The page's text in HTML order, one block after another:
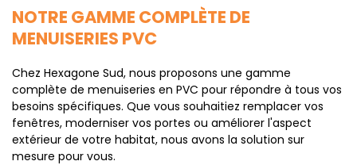
NOTRE GAMME COMPLÈTE DE
MENUISERIES PVC
Chez Hexagone Sud, nous proposons une gamme
complète de menuiseries en PVC pour répondre à tous vos
besoins spécifiques. Que vous souhaitiez remplacer vos
fenêtres, moderniser vos portes ou améliorer l'aspect
extérieur de votre habitat, nous avons la solution sur
mesure pour vous.